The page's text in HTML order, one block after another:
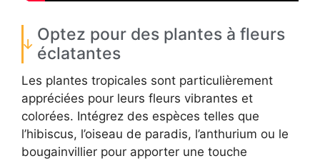
Optez pour des plantes à fleurs
éclatantes
Les plantes tropicales sont particulièrement
appréciées pour leurs fleurs vibrantes et
colorées. Intégrez des espèces telles que
l’hibiscus, l’oiseau de paradis, l’anthurium ou le
bougainvillier pour apporter une touche